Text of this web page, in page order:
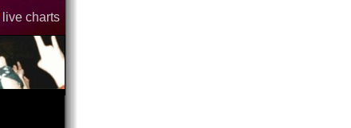
live charts